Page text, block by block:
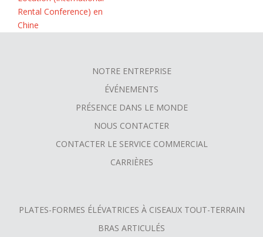
Rental Conference) en
Chine
NOTRE ENTREPRISE
ÉVÉNEMENTS
PRÉSENCE DANS LE MONDE
NOUS CONTACTER
CONTACTER LE SERVICE COMMERCIAL
CARRIÈRES
PLATES-FORMES ÉLÉVATRICES À CISEAUX TOUT-TERRAIN
BRAS ARTICULÉS